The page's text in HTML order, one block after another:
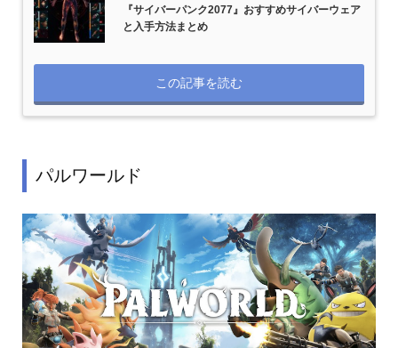
『サイバーパンク2077』おすすめサイバーウェア
と入手方法まとめ
この記事を読む
パルワールド